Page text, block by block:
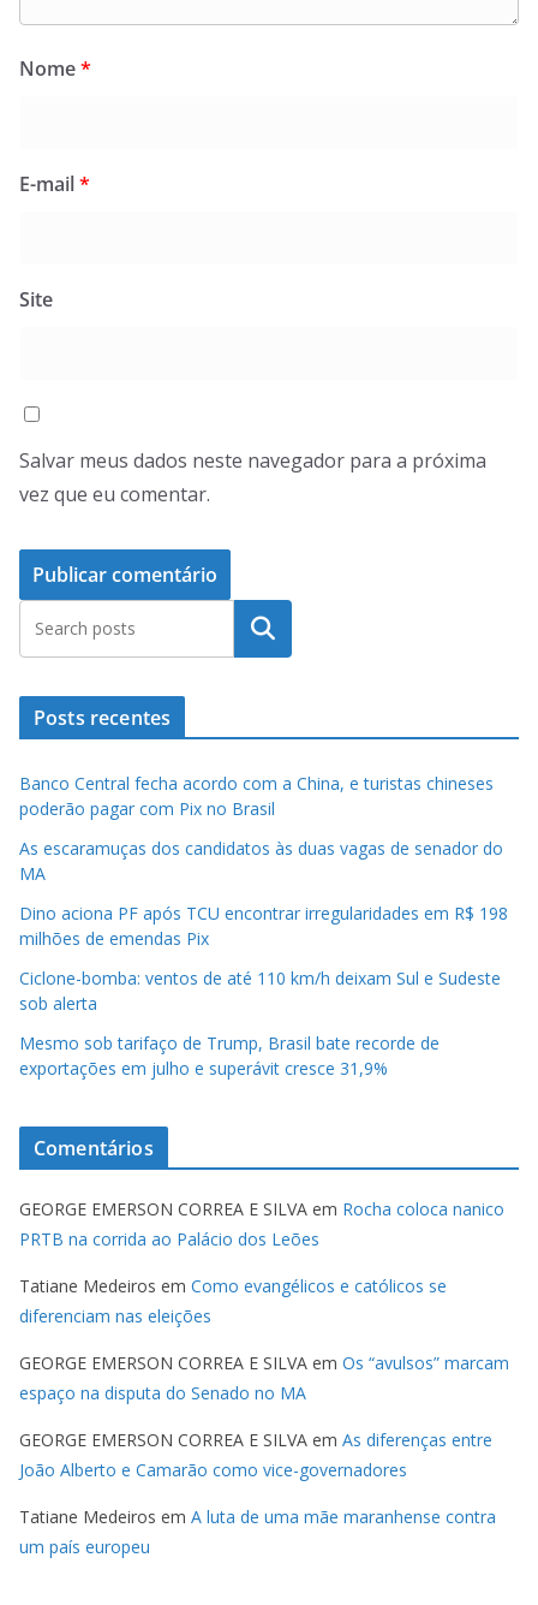
Nome*
E-mail*
Site
Salvar meus dados neste navegador para a próxima
vez que eu comentar.
Pesquisar
Posts recentes
Banco Central fecha acordo com a China, e turistas chineses
poderão pagar com Pix no Brasil
As escaramuças dos candidatos às duas vagas de senador do
MA
Dino aciona PF após TCU encontrar irregularidades em R$ 198
milhões de emendas Pix
Ciclone-bomba: ventos de até 110 km/h deixam Sul e Sudeste
sob alerta
Mesmo sob tarifaço de Trump, Brasil bate recorde de
exportações em julho e superávit cresce 31,9%
Comentários
GEORGE EMERSON CORREA E SILVA em Rocha coloca nanico
PRTB na corrida ao Palácio dos Leões
Tatiane Medeiros em Como evangélicos e católicos se
diferenciam nas eleições
GEORGE EMERSON CORREA E SILVA em Os “avulsos” marcam
espaço na disputa do Senado no MA
GEORGE EMERSON CORREA E SILVA em As diferenças entre
João Alberto e Camarão como vice-governadores
Tatiane Medeiros em A luta de uma mãe maranhense contra
um país europeu